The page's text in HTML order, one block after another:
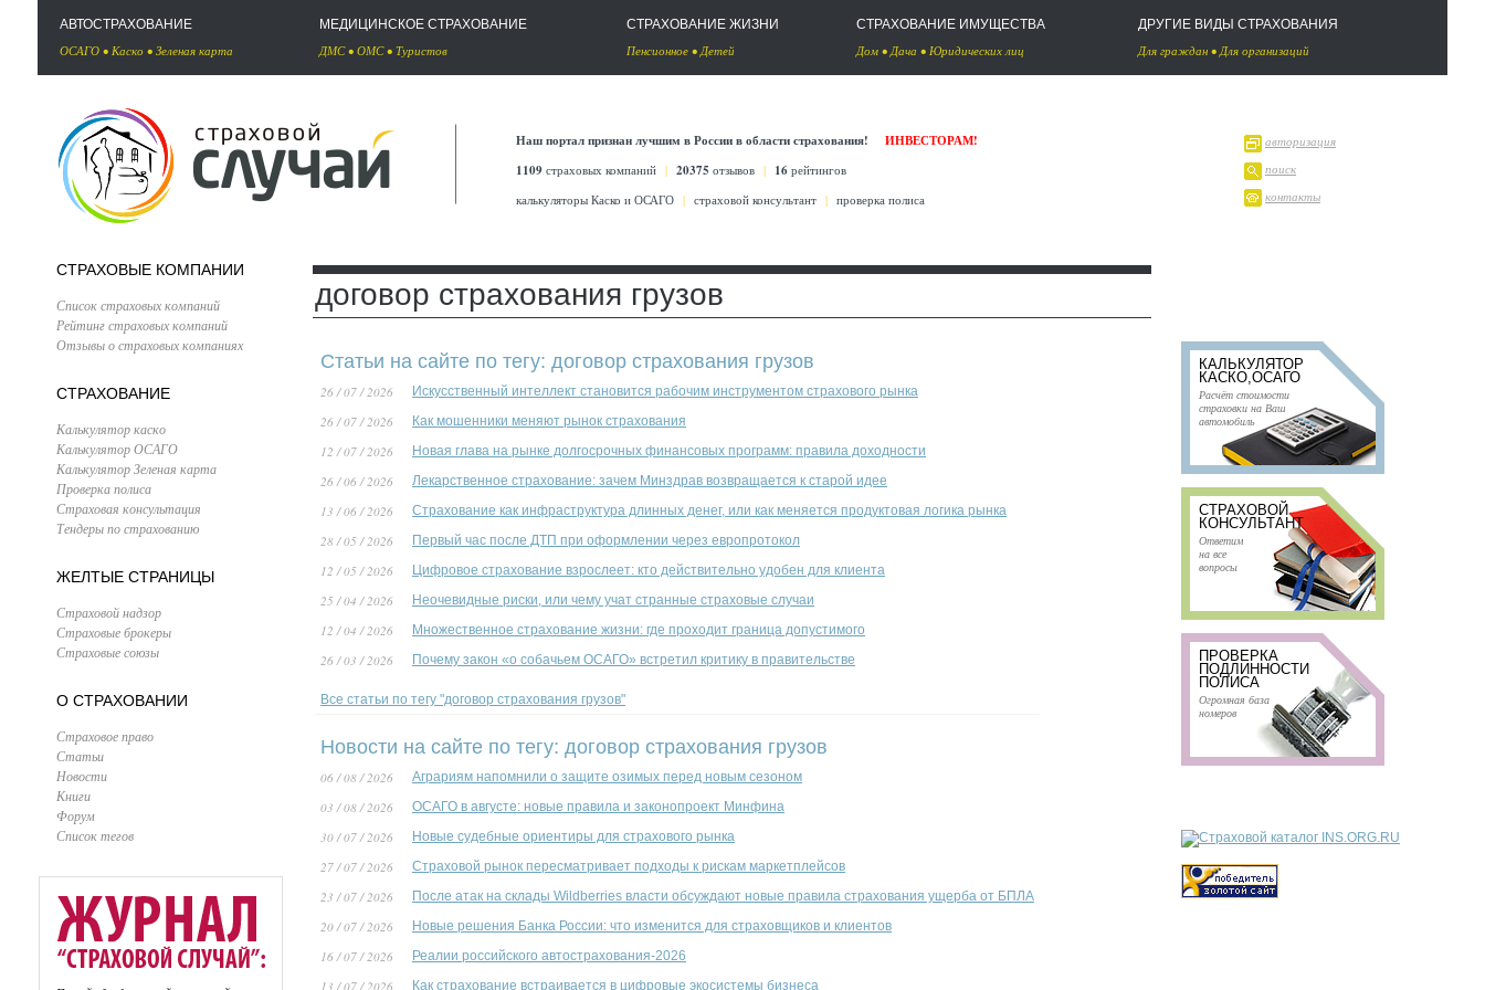
АВТОСТРАХОВАНИЕ
ОСАГО • Каско • Зеленая карта
МЕДИЦИНСКОЕ СТРАХОВАНИЕ
ДМС• ОМС• Туристов
СТРАХОВАНИЕ ЖИЗНИ
Пенсионное •Детей
СТРАХОВАНИЕ ИМУЩЕСТВА
Дом •Дача • Юридических лиц
ДРУГИЕ ВИДЫ СТРАХОВАНИЯ
Для граждан •Для организаций
Наш портал признан лучшим в России в области страхования!
ИНВЕСТОРАМ!
1109 страховых компаний | 20375 отзывов | 16 рейтингов
калькуляторы Каско и ОСАГО | страховой консультант | проверка полиса
авторизация
поиск
контакты
СТРАХОВЫЕ КОМПАНИИ
Список страховых компаний
Рейтинг страховых компаний
Отзывы о страховых компаниях
СТРАХОВАНИЕ
Калькулятор каско
Калькулятор ОСАГО
Калькулятор Зеленая карта
Проверка полиса
Страховая консультация
Тендеры по страхованию
ЖЕЛТЫЕ СТРАНИЦЫ
Страховой надзор
Страховые брокеры
Страховые союзы
О СТРАХОВАНИИ
Страховое право
Статьи
Новости
Книги
Форум
Список тегов
договор страхования грузов
Статьи на сайте по тегу: договор страхования грузов
26 / 07 / 2026 Искусственный интеллект становится рабочим инструментом страхового рынка
26 / 07 / 2026 Как мошенники меняют рынок страхования
12 / 07 / 2026 Новая глава на рынке долгосрочных финансовых программ: правила доходности
26 / 06 / 2026 Лекарственное страхование: зачем Минздрав возвращается к старой идее
13 / 06 / 2026 Страхование как инфраструктура длинных денег, или как меняется продуктовая логика рынка
28 / 05 / 2026 Первый час после ДТП при оформлении через европротокол
12 / 05 / 2026 Цифровое страхование взрослеет: кто действительно удобен для клиента
25 / 04 / 2026 Неочевидные риски, или чему учат странные страховые случаи
12 / 04 / 2026 Множественное страхование жизни: где проходит граница допустимого
26 / 03 / 2026 Почему закон «о собачьем ОСАГО» встретил критику в правительстве
Все статьи по тегу "договор страхования грузов"
Новости на сайте по тегу: договор страхования грузов
06 / 08 / 2026 Аграриям напомнили о защите озимых перед новым сезоном
03 / 08 / 2026 ОСАГО в августе: новые правила и законопроект Минфина
30 / 07 / 2026 Новые судебные ориентиры для страхового рынка
27 / 07 / 2026 Страховой рынок пересматривает подходы к рискам маркетплейсов
23 / 07 / 2026 После атак на склады Wildberries власти обсуждают новые правила страхования ущерба от БПЛА
20 / 07 / 2026 Новые решения Банка России: что изменится для страховщиков и клиентов
16 / 07 / 2026 Реалии российского автострахования-2026
13 / 07 / 2026 Как страхование встраивается в цифровые экосистемы бизнеса
КАЛЬКУЛЯТОР
КАСКО,ОСАГО
Расчёт стоимости
страховки на Ваш
автомобиль
СТРАХОВОЙ
КОНСУЛЬТАНТ
Ответим
на все
вопросы
ПРОВЕРКА
ПОДЛИННОСТИ
ПОЛИСА
Огромная база
номеров